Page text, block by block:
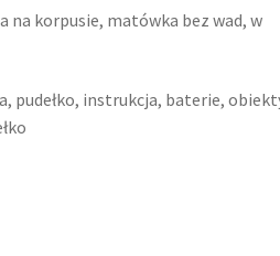
na korpusie, matówka bez wad, w
pudełko, instrukcja, baterie,